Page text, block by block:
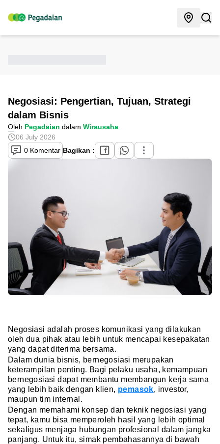
Negosiasi: Pengertian, Tujuan, Strategi
dalam Bisnis
Oleh Pegadaian dalam Wirausaha
06 July 2026
0 Komentar Bagikan :
Negosiasi adalah proses komunikasi yang dilakukan
oleh dua pihak atau lebih untuk mencapai kesepakatan
yang dapat diterima bersama.
Dalam dunia bisnis, bernegosiasi merupakan
keterampilan penting. Bagi pelaku usaha, kemampuan
bernegosiasi dapat membantu membangun kerja sama
yang lebih baik dengan klien, pemasok, investor,
maupun tim internal.
Dengan memahami konsep dan teknik negosiasi yang
tepat, kamu bisa memperoleh hasil yang lebih optimal
sekaligus menjaga hubungan profesional dalam jangka
panjang. Untuk itu, simak pembahasannya di bawah